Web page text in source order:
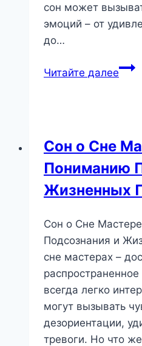
сон может
эмоций – от
до…
Читайте далееСон
и
Сон о Сне
Пониманию
Жизненных
Сон о Сне
Подсознания и
сне мастерах –
всегда легко
могут вызывать
дезориентации,
тревоги. Но что